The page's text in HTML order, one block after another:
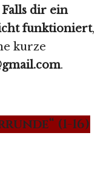
Falls dir ein
funktioniert,
kurze
.
(1-16)